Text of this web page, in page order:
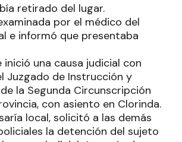
retirado del lugar.
por el médico del
e informó que presentaba
inició una causa judicial con
Juzgado de Instrucción y
la Segunda Circunscripción
con asiento en Clorinda.
local, solicitó a las demás
la detención del sujeto